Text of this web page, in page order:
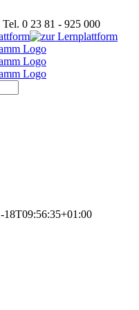
0 23 81 - 925 000
18T09:56:35+01:00